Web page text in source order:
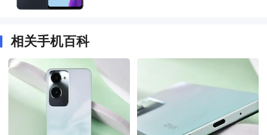
相关手机百科